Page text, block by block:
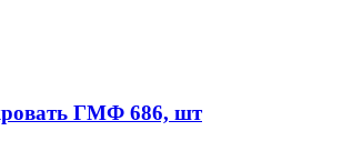
ГМФ 686, шт